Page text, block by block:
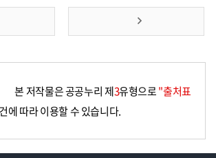
가
본 저작물은 공공누리 제3유형으로"출처표
에 따라 이용할 수 있습니다.